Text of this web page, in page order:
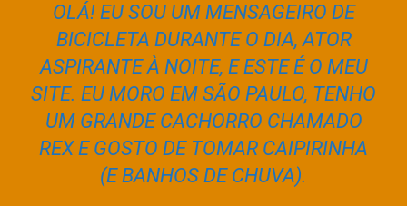
OLÁ! EU SOU UM MENSAGEIRO DE
BICICLETA DURANTE O DIA, ATOR
ASPIRANTE À NOITE, E ESTE É O MEU
SITE. EU MORO EM SÃO PAULO, TENHO
UM GRANDE CACHORRO CHAMADO
REX E GOSTO DE TOMAR CAIPIRINHA
(E BANHOS DE CHUVA).